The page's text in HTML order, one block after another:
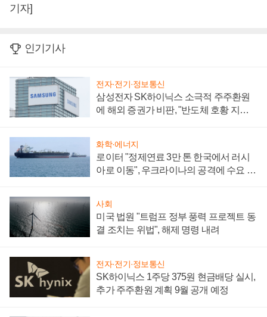
기자]
인기기사
전자·전기·정보통신
삼성전자 SK하이닉스 소극적 주주환원
에 해외 증권가 비판, "반도체 호황 지속
화학·에너지
로이터 "정제연료 3만 톤 한국에서 러시
아로 이동", 우크라이나의 공격에 수요 늘
사회
미국 법원 "트럼프 정부 풍력 프로젝트 동
결 조치는 위법", 해제 명령 내려
전자·전기·정보통신
SK하이닉스 1주당 375원 현금배당 실시,
추가 주주환원 계획 9월 공개 예정